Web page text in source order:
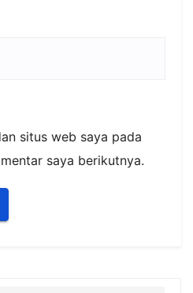
situs web saya pada
saya berikutnya.